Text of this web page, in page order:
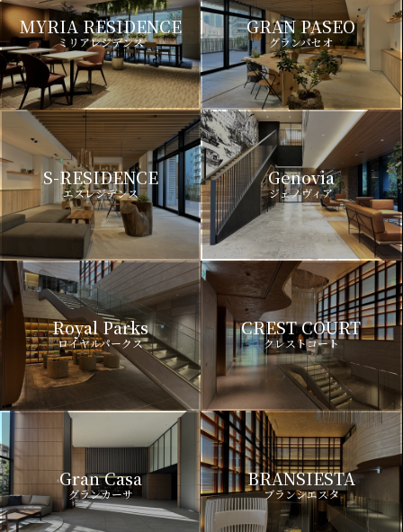
MYRIA RESIDENCE
ミリアレジデンス
GRAN PASEO
グランパセオ
S-RESIDENCE
エスレジデンス
Genovia
ジェノヴィア
Royal Parks
ロイヤルパークス
CREST COURT
クレストコート
Gran Casa
グランカーサ
BRANSIESTA
ブランシエスタ